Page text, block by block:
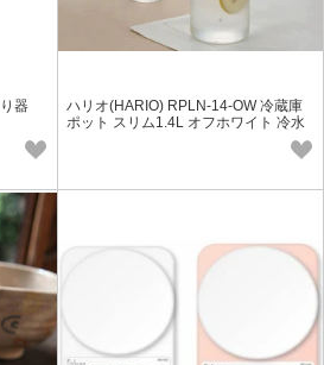
器
ハリオ(HARIO) RPLN-14-OW 冷蔵庫
ポット スリム1.4L オフホワイト 冷水